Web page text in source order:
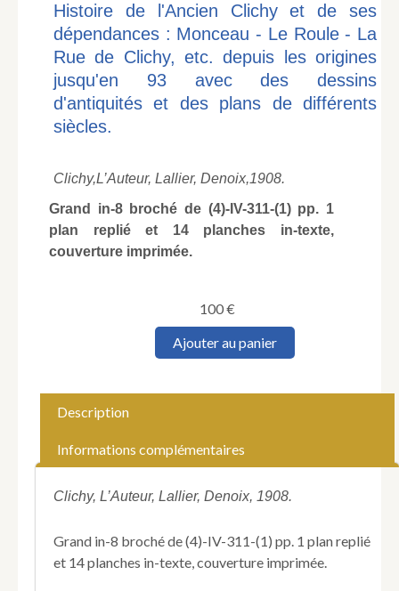
Histoire de l'Ancien Clichy et de ses
dépendances : Monceau - Le Roule - La
Rue de Clichy, etc. depuis les origines
jusqu'en 93 avec des dessins
d'antiquités et des plans de différents
siècles.
Clichy,L’Auteur, Lallier, Denoix,1908.
Grand in-8 broché de (4)-IV-311-(1) pp. 1
plan replié et 14 planches in-texte,
couverture imprimée.
100€
quantité
l'Ancien
Clichy
de
:
Monceau
Ajouter au panier
Description
Informations complémentaires
Clichy, L’Auteur, Lallier, Denoix, 1908.
Grand in-8 broché de (4)-IV-311-(1) pp. 1 plan replié
et 14 planches in-texte, couverture imprimée.